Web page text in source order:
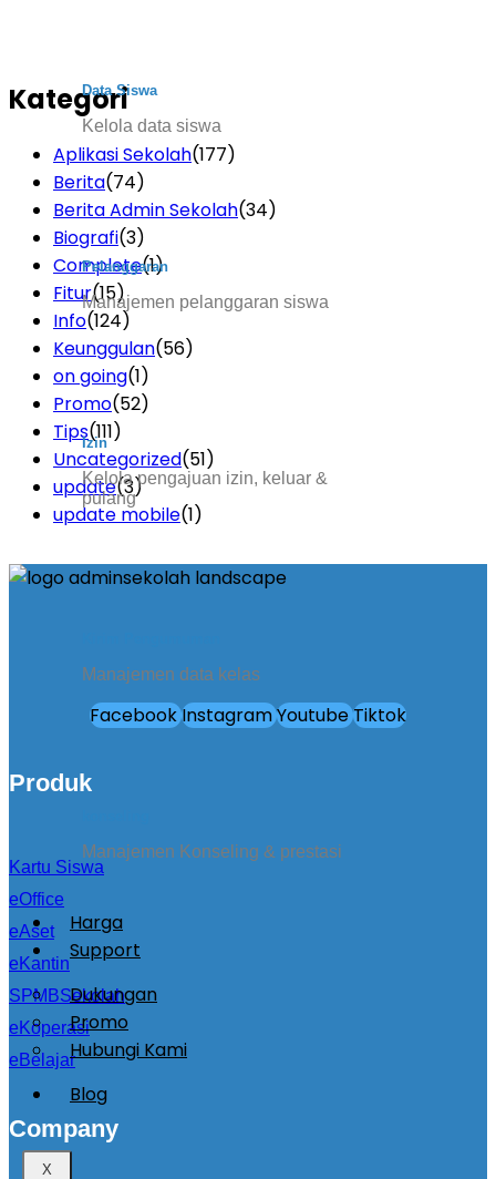
Data Siswa
Kelola data siswa
Pelanggaran
Manajemen pelanggaran siswa
Izin
Kelola pengajuan izin, keluar &
pulang
Manajemen data kelas
Manajemen Konseling & prestasi
Harga
Support
Dukungan
Promo
Hubungi Kami
Blog
X
Kategori
Aplikasi Sekolah(177)
Berita(74)
Berita Admin Sekolah(34)
Biografi(3)
Complete(1)
Fitur(15)
Info(124)
Keunggulan(56)
on going(1)
Promo(52)
Tips(111)
Uncategorized(51)
update(3)
update mobile(1)
FacebookInstagramYoutubeTiktok
Produk
Kartu Siswa
eOffice
eAset
eKantin
SPMBSekolah
eKoperasi
eBelajar
Company